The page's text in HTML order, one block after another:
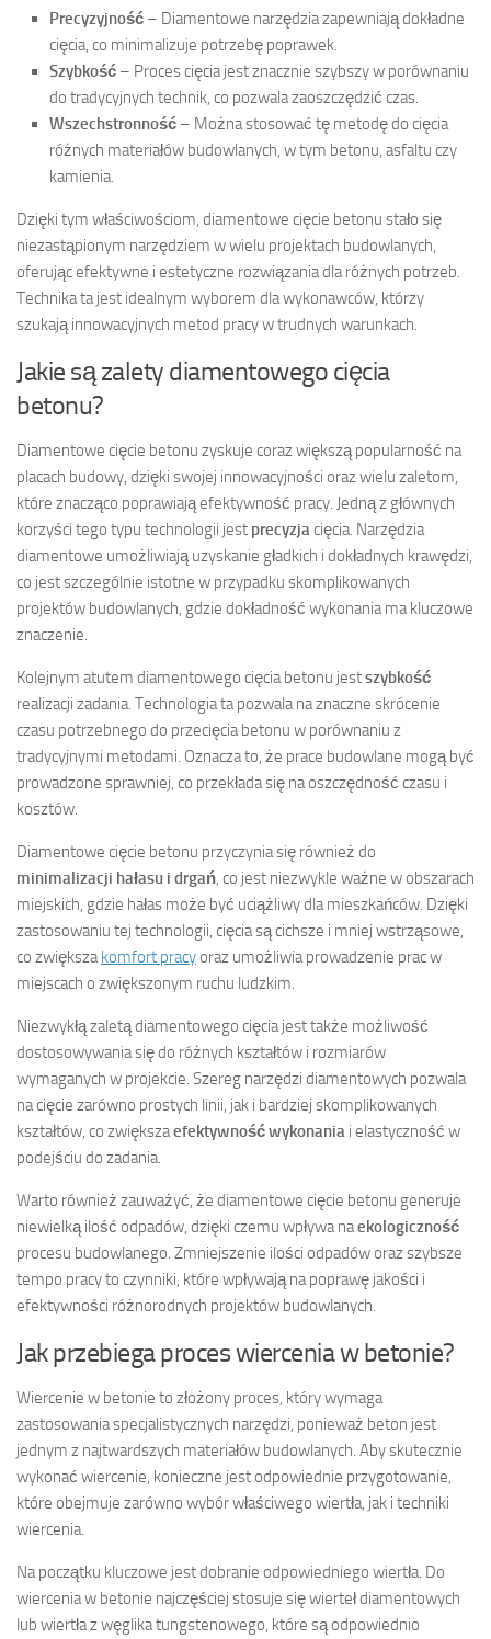
Precyzyjność – Diamentowe narzędzia zapewniają dokładne
cięcia, co minimalizuje potrzebę poprawek.
Szybkość – Proces cięcia jest znacznie szybszy w porównaniu
do tradycyjnych technik, co pozwala zaoszczędzić czas.
Wszechstronność – Można stosować tę metodę do cięcia
różnych materiałów budowlanych, w tym betonu, asfaltu czy
kamienia.
Dzięki tym właściwościom, diamentowe cięcie betonu stało się
niezastąpionym narzędziem w wielu projektach budowlanych,
oferując efektywne i estetyczne rozwiązania dla różnych potrzeb.
Technika ta jest idealnym wyborem dla wykonawców, którzy
szukają innowacyjnych metod pracy w trudnych warunkach.
Jakie są zalety diamentowego cięcia
betonu?
Diamentowe cięcie betonu zyskuje coraz większą popularność na
placach budowy, dzięki swojej innowacyjności oraz wielu zaletom,
które znacząco poprawiają efektywność pracy. Jedną z głównych
korzyści tego typu technologii jest precyzjacięcia. Narzędzia
diamentowe umożliwiają uzyskanie gładkich i dokładnych krawędzi,
co jest szczególnie istotne w przypadku skomplikowanych
projektów budowlanych, gdzie dokładność wykonania ma kluczowe
znaczenie.
Kolejnym atutem diamentowego cięcia betonu jestszybkość
realizacji zadania. Technologia ta pozwala na znaczne skrócenie
czasu potrzebnego do przecięcia betonu w porównaniu z
tradycyjnymi metodami. Oznacza to, że prace budowlane mogą być
prowadzone sprawniej, co przekłada się na oszczędność czasu i
kosztów.
Diamentowe cięcie betonu przyczynia się również do
minimalizacji hałasu i drgań, co jest niezwykle ważne w obszarach
miejskich, gdzie hałas może być uciążliwy dla mieszkańców. Dzięki
zastosowaniu tej technologii, cięcia są cichsze i mniej wstrząsowe,
co zwiększakomfort pracyoraz umożliwia prowadzenie prac w
miejscach o zwiększonym ruchu ludzkim.
Niezwykłą zaletą diamentowego cięcia jest także możliwość
dostosowywania się do różnych kształtów i rozmiarów
wymaganych w projekcie. Szereg narzędzi diamentowych pozwala
na cięcie zarówno prostych linii, jak i bardziej skomplikowanych
kształtów, co zwiększaefektywność wykonania i elastyczność w
podejściu do zadania.
Warto również zauważyć, że diamentowe cięcie betonu generuje
niewielką ilość odpadów, dzięki czemu wpływa naekologiczność
procesu budowlanego. Zmniejszenie ilości odpadów oraz szybsze
tempo pracy to czynniki, które wpływają na poprawę jakości i
efektywności różnorodnych projektów budowlanych.
Jak przebiega proces wiercenia w betonie?
Wiercenie w betonie to złożony proces, który wymaga
zastosowania specjalistycznych narzędzi, ponieważ beton jest
jednym z najtwardszych materiałów budowlanych. Aby skutecznie
wykonać wiercenie, konieczne jest odpowiednie przygotowanie,
które obejmuje zarówno wybór właściwego wiertła, jak i techniki
wiercenia.
Na początku kluczowe jest dobranie odpowiedniego wiertła. Do
wiercenia w betonie najczęściej stosuje się wierteł diamentowych
lub wiertła z węglika tungstenowego, które są odpowiednio